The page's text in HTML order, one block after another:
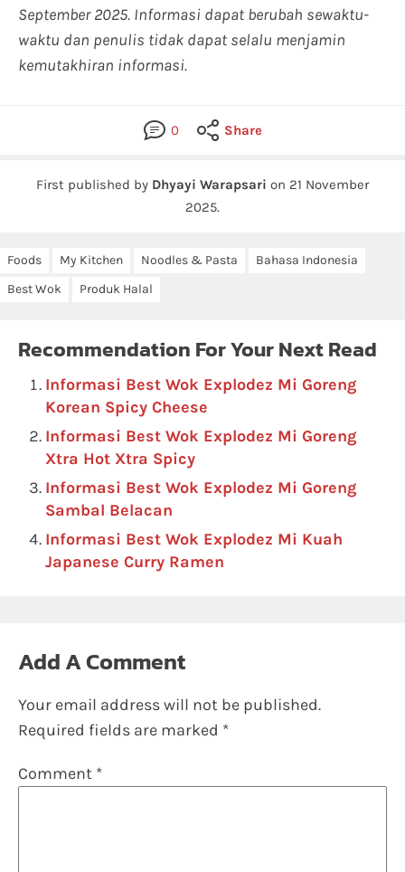
September 2025. Informasi dapat berubah sewaktu-
waktu dan penulis tidak dapat selalu menjamin
kemutakhiran informasi.
0 Share
First published by Dhyayi Warapsari on 21 November
2025.
Foods My Kitchen Noodles & Pasta
Bahasa Indonesia
Best Wok
Produk Halal
Recommendation For Your Next Read
Informasi Best Wok Explodez Mi Goreng
Korean Spicy Cheese
Informasi Best Wok Explodez Mi Goreng
Xtra Hot Xtra Spicy
Informasi Best Wok Explodez Mi Goreng
Sambal Belacan
Informasi Best Wok Explodez Mi Kuah
Japanese Curry Ramen
Add A Comment
Your email address will not be published.
Required fields are marked *
Comment *